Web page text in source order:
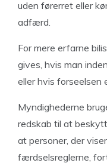
uden førerret eller
adfærd.
For mere erfarne
gives, hvis man
eller hvis forseelsen
Myndighederne
redskab til at
at personer, der
færdselsreglerne,